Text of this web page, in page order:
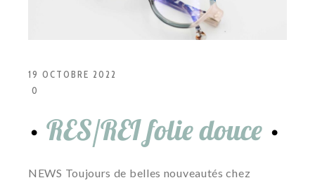
19 OCTOBRE 2022
0
RES/REI folie douce
NEWS Toujours de belles nouveautés chez